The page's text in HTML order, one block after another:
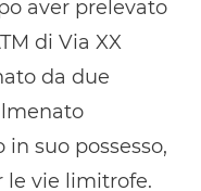
aver prelevato
di Via XX
da due
suo possesso,
le vie limitrofe.